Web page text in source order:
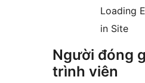
Loading
in Site
Người đóng
trình viên